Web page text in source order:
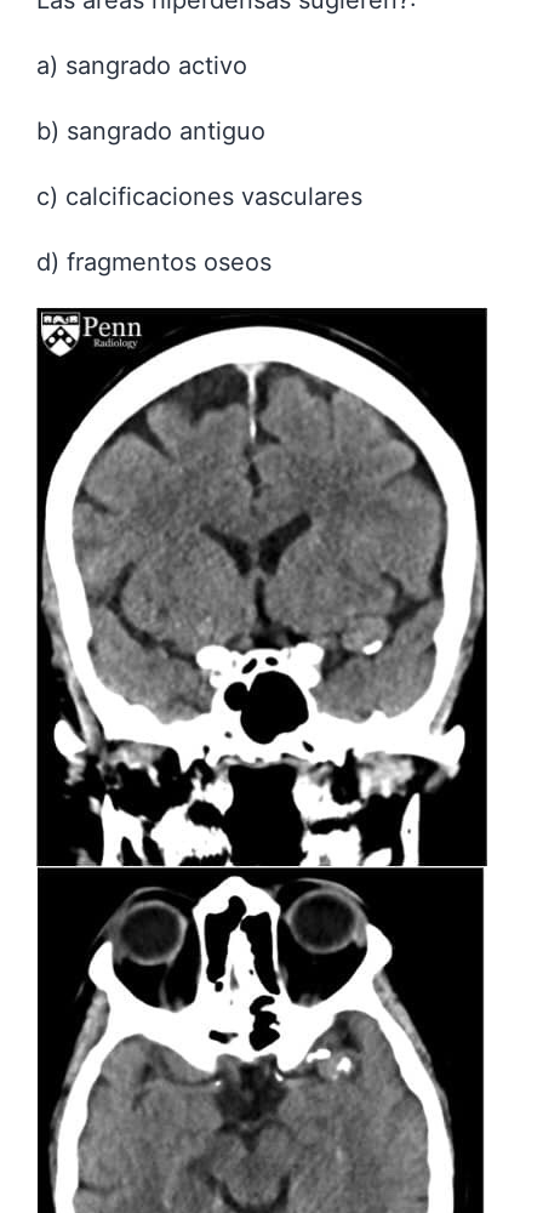
a) sangrado activo
b) sangrado antiguo
c) calcificaciones vasculares
d) fragmentos oseos